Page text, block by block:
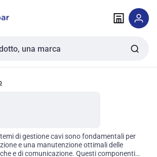
di gestione cavi sono fondamentali per
e una manutenzione ottimali delle
e di comunicazione. Questi componenti